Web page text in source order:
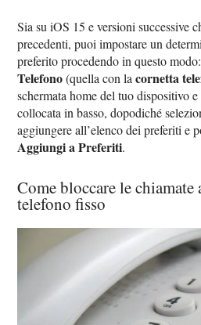
Sia su iOS 15 e versioni successive
precedenti, puoi impostare un
preferito procedendo in questo
Telefono(quella con lacornetta
schermata home del tuo dispositivo
collocata in basso, dopodiché
aggiungere all’elenco dei preferiti e
Aggiungi a Preferiti.
Come bloccare le chiamate
telefono fisso